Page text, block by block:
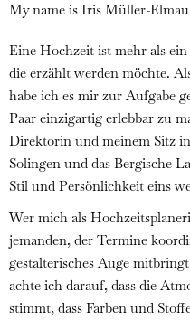
My name is Iris Müller-Elmau
Eine Hochzeit ist mehr als
die erzählt werden möchte.
habe ich es mir zur Aufgabe
Paar einzigartig erlebbar zu
Direktorin und meinem Sitz
Solingen und das Bergische
Stil und Persönlichkeit eins
Wer mich als
jemanden, der Termine
gestalterisches Auge
achte ich darauf, dass die
stimmt, dass Farben und